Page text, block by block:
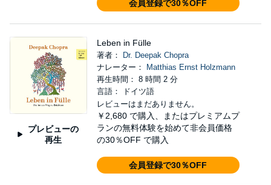
会員登録で30％OFF
プレビューの
再生
Leben in Fülle
著者：
Dr. Deepak Chopra
ナレーター：
Matthias Ernst Holzmann
再生時間： 8 時間 2 分
言語： ドイツ語
レビューはまだありません。
￥2,680 で購入、またはプレミアムプ
ランの無料体験を始めて非会員価格
の30％OFF で購入
会員登録で30％OFF